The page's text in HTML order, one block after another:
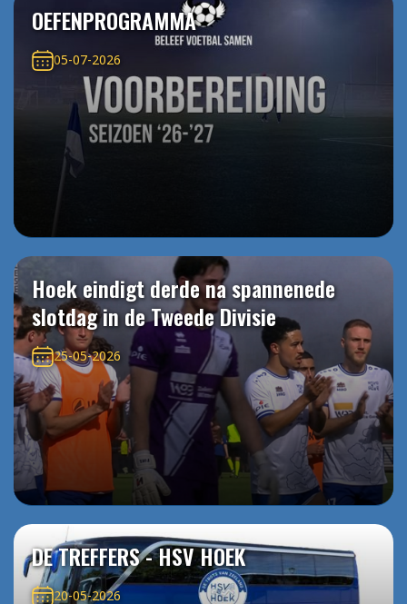
OEFENPROGRAMMA
05-07-2026
Hoek eindigt derde na spannenede
slotdag in de Tweede Divisie
25-05-2026
DE TREFFERS - HSV HOEK
20-05-2026